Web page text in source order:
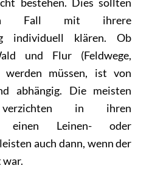
Fall mit ihrere
individuell klären. Ob
und Flur (Feldwege,
werden müssen, ist von
abhängig. Die meisten
verzichten in ihren
einen Leinen- oder
auch dann, wenn der